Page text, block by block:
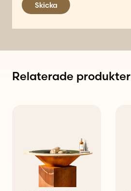
Skicka
Relaterade produkter